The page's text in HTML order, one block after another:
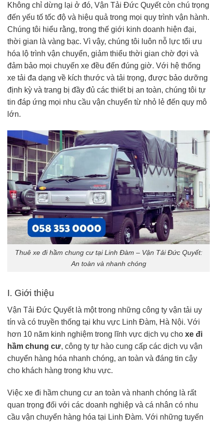
Không chỉ dừng lại ở đó, Vận Tải Đức Quyết còn chú trọng
đến yếu tố tốc độ và hiệu quả trong mọi quy trình vận hành.
Chúng tôi hiểu rằng, trong thế giới kinh doanh hiện đại,
thời gian là vàng bạc. Vì vậy, chúng tôi luôn nỗ lực tối ưu
hóa lộ trình vận chuyển, giảm thiểu thời gian chờ đợi và
đảm bảo mọi chuyến xe đều đến đúng giờ. Với hệ thống
xe tải đa dạng về kích thước và tải trọng, được bảo dưỡng
định kỳ và trang bị đầy đủ các thiết bị an toàn, chúng tôi tự
tin đáp ứng mọi nhu cầu vận chuyển từ nhỏ lẻ đến quy mô
lớn.
Thuê xe đi hầm chung cư tại Linh Đàm – Vận Tải Đức Quyết:
An toàn và nhanh chóng
I. Giới thiệu
Vận Tải Đức Quyết là một trong những công ty vận tải uy
tín và có truyền thống tại khu vực Linh Đàm, Hà Nội. Với
hơn 10 năm kinh nghiệm trong lĩnh vực dịch vụ cho xe đi
hầm chung cư, công ty tự hào cung cấp các dịch vụ vận
chuyển hàng hóa nhanh chóng, an toàn và đáng tin cậy
cho khách hàng trong khu vực.
Việc xe đi hầm chung cư an toàn và nhanh chóng là rất
quan trọng đối với các doanh nghiệp và cá nhân có nhu
cầu vận chuyển hàng hóa tại Linh Đàm. Với những tuyến